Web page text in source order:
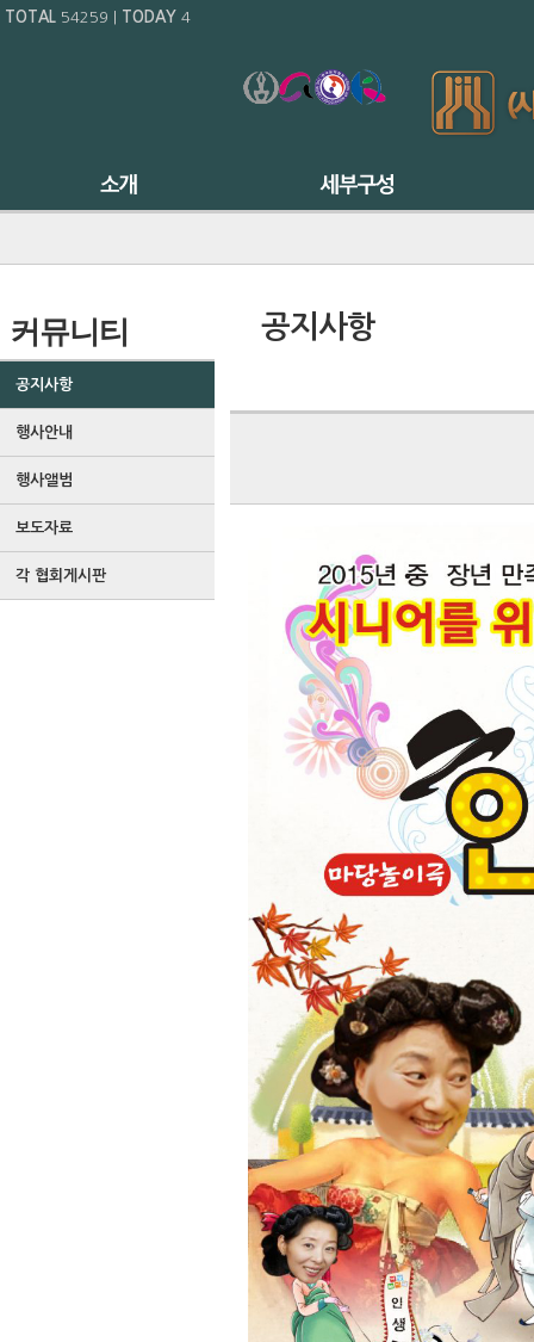
TOTAL 54259 TODAY 4
커뮤니티
공지사항
행사안내
행사앨범
보도자료
각 협회게시판
공지사항